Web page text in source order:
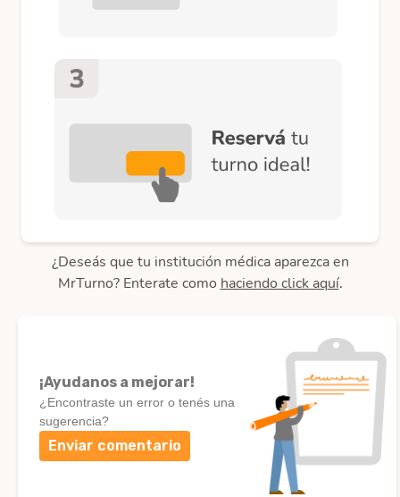
¿Deseás que tu institución médica aparezca en
MrTurno? Enterate como haciendo click aquí.
¡Ayudanos a mejorar!
¿Encontraste un error o tenés una
sugerencia?
Enviar comentario